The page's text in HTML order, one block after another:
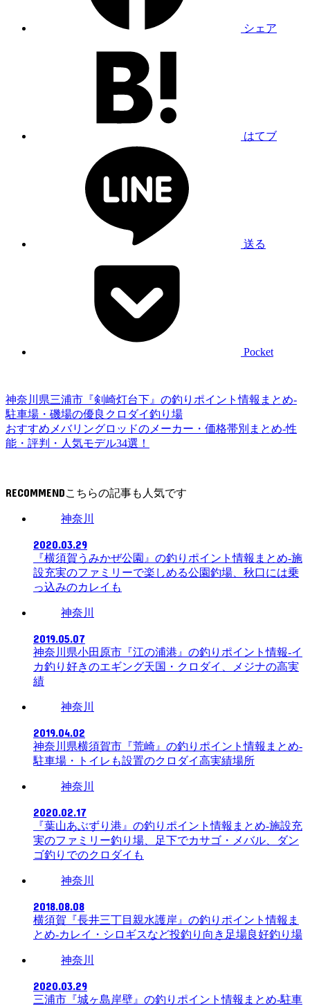
シェア
はてブ
送る
Pocket
神奈川県三浦市『剣崎灯台下』の釣りポイント情報まとめ-
駐車場・磯場の優良クロダイ釣り場
おすすめメバリングロッドのメーカー・価格帯別まとめ-性
能・評判・人気モデル34選！
RECOMMEND
神奈川
2020.03.29
『横須賀うみかぜ公園』の釣りポイント情報まとめ-施
設充実のファミリーで楽しめる公園釣場、秋口には乗
っ込みのカレイも
神奈川
2019.05.07
神奈川県小田原市『江の浦港』の釣りポイント情報-イ
カ釣り好きのエギング天国・クロダイ、メジナの高実
績
神奈川
2019.04.02
神奈川県横須賀市『荒崎』の釣りポイント情報まとめ-
駐車場・トイレも設置のクロダイ高実績場所
神奈川
2020.02.17
『葉山あぶずり港』の釣りポイント情報まとめ-施設充
実のファミリー釣り場、足下でカサゴ・メバル、ダン
ゴ釣りでのクロダイも
神奈川
2018.08.08
横須賀『長井三丁目親水護岸』の釣りポイント情報ま
とめ-カレイ・シロギスなど投釣り向き足場良好釣り場
神奈川
2020.03.29
三浦市『城ヶ島岸壁』の釣りポイント情報まとめ-駐車